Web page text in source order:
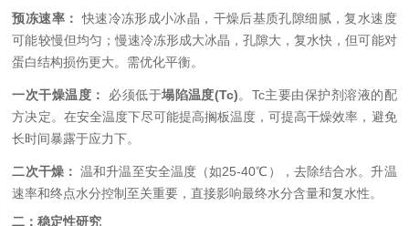
预冻速率： 快速冷冻形成小冰晶，干燥后基质孔隙细腻，复水速度
可能较慢但均匀；慢速冷冻形成大冰晶，孔隙大，复水快，但可能对
蛋白结构损伤更大。需优化平衡。
一次干燥温度： 必须低于塌陷温度(Tc)。Tc主要由保护剂溶液的配
方决定。在安全温度下尽可能提高搁板温度，可提高干燥效率，避免
长时间暴露于应力下。
二次干燥： 温和升温至安全温度（如25-40℃），去除结合水。升温
速率和终点水分控制至关重要，直接影响最终水分含量和复水性。
二：稳定性研究